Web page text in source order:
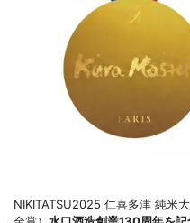
NIKITATSU2025 仁喜多津 純米